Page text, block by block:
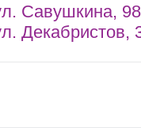
Савушкина, 98
Декабристов,